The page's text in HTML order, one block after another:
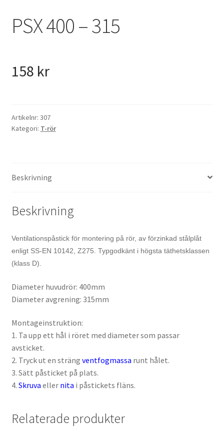
Fynd
PSX 400 – 315
158 kr
Artikelnr: 307
Kategori: T-rör
Beskrivning
Beskrivning
Ventilationspåstick för montering på rör, av förzinkad stålplåt
enligt SS-EN 10142, Z275. Typgodkänt i högsta täthetsklassen
(klass D).
Diameter huvudrör: 400mm
Diameter avgrening: 315mm
Montageinstruktion:
1. Ta upp ett hål i röret med diameter som passar
avsticket.
2. Tryck ut en sträng ventfogmassa runt hålet.
3. Sätt påsticket på plats.
4. Skruva eller nita i påstickets fläns.
Relaterade produkter